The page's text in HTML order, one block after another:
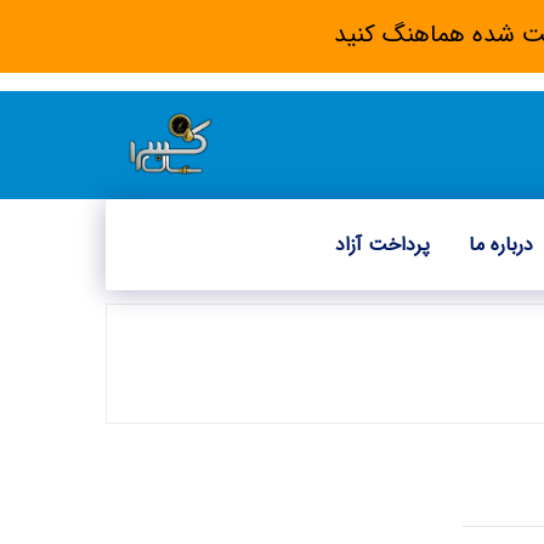
شده هماهنگ کنید
درباره ما پرداخت آزاد
نصب کنتور آب حجمی